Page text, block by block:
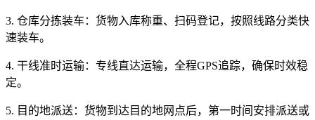
3. 仓库分拣装车：货物入库称重、扫码登记，按照线路分类快
速装车。
4. 干线准时运输：专线直达运输，全程GPS追踪，确保时效稳
定。
5. 目的地派送：货物到达目的地网点后，第一时间安排派送或